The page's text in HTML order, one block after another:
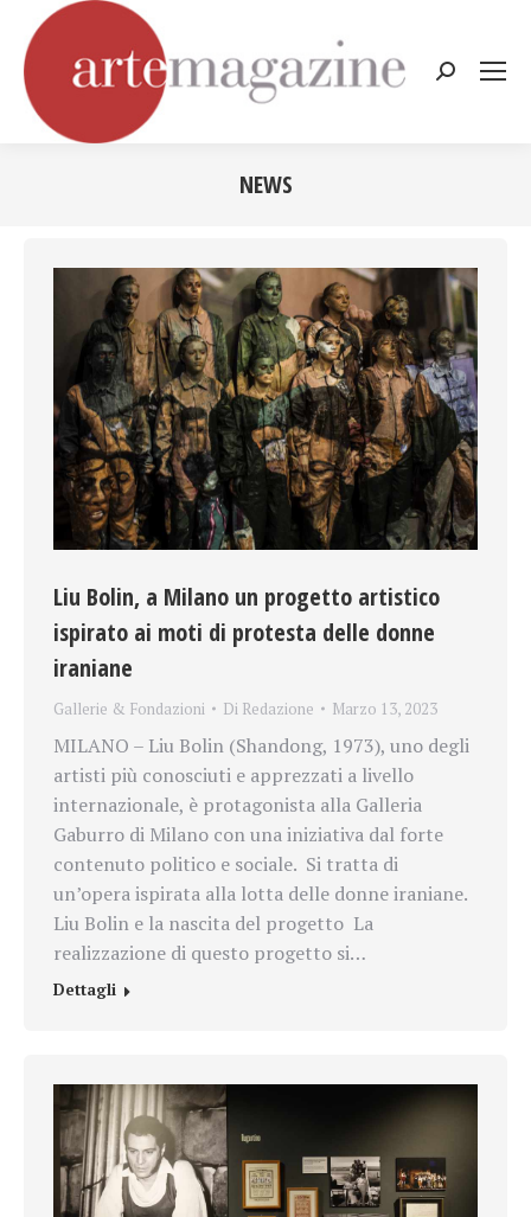
Cerca:
NEWS
Liu Bolin, a Milano un progetto artistico
ispirato ai moti di protesta delle donne
iraniane
Gallerie & Fondazioni Di Redazione Marzo 13, 2023
MILANO – Liu Bolin (Shandong, 1973), uno degli
artisti più conosciuti e apprezzati a livello
internazionale, è protagonista alla Galleria
Gaburro di Milano con una iniziativa dal forte
contenuto politico e sociale. Si tratta di
un’opera ispirata alla lotta delle donne iraniane.
Liu Bolin e la nascita del progetto La
realizzazione di questo progetto si…
Dettagli